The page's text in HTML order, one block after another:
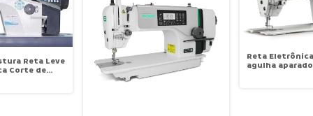
Reta Leve
Corte de
Reta
agulha